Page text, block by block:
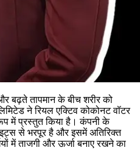
बढ़ते तापमान के बीच शरीर को
ने रियल एक्टिव कोकोनट वॉटर
में प्रस्तुत किया है। कंपनी के
से भरपूर है और इसमें अतिरिक्त
में ताजगी और ऊर्जा बनाए रखने का